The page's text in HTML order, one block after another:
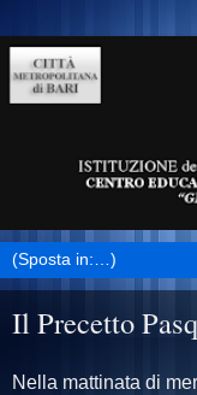
Il Precetto
Nella mattinata di